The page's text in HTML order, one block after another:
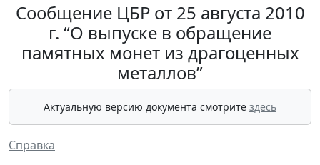
Сообщение ЦБР от 25 августа 2010
г. “О выпуске в обращение
памятных монет из драгоценных
металлов”
Актуальную версию документа смотрите здесь
Справка